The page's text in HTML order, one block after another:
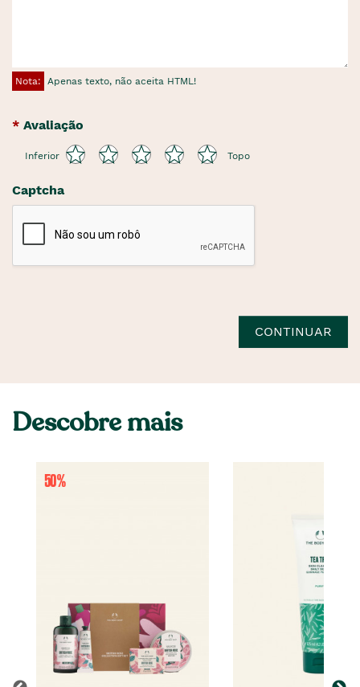
Nota: Apenas texto, não aceita HTML!
Avaliação
Inferior Topo
Captcha
CONTINUAR
Descobre mais